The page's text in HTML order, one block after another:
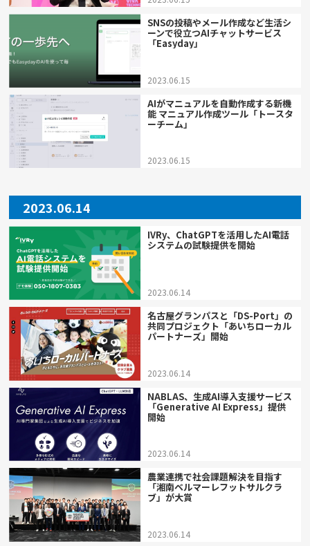
SNSの投稿やメール作成など生活シ
ーンで役立つAIチャットサービス
「Easyday」
2023.06.15
AIがマニュアルを自動作成する新機
能 マニュアル作成ツール「トースタ
ーチーム」
2023.06.15
2023.06.14
IVRy、ChatGPTを活用したAI電話
システムの試験提供を開始
2023.06.14
名古屋グランパスと「DS-Port」の
共同プロジェクト「あいちローカル
パートナーズ」開始
2023.06.14
NABLAS、生成AI導入支援サービス
「Generative AI Express」提供
開始
2023.06.14
農業連携で社会課題解決を目指す
「湘南ベルマーレフットサルクラ
ブ」が大賞
2023.06.14